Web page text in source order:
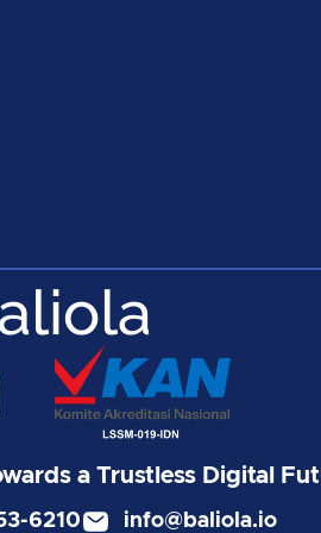
a Trustless Digital
6210 info@baliola.io